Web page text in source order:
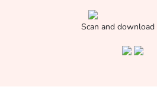
Scan and download